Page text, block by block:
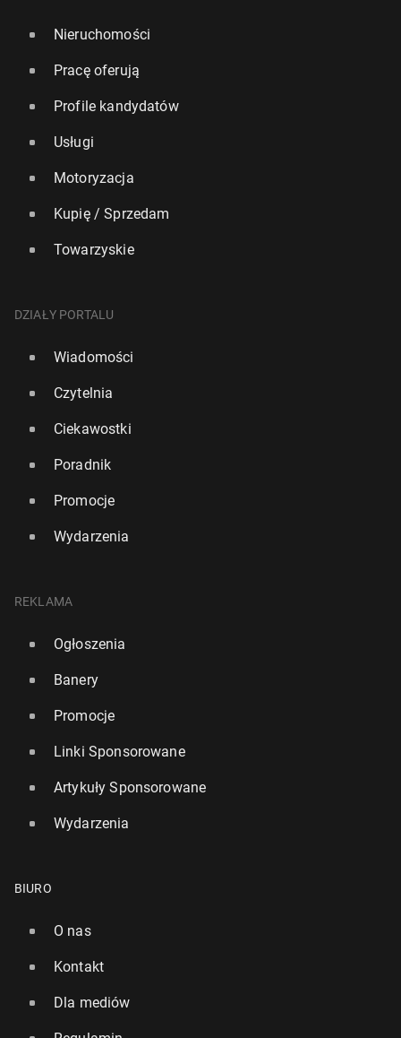
Nieruchomości
Pracę oferują
Profile kandydatów
Usługi
Motoryzacja
Kupię / Sprzedam
Towarzyskie
DZIAŁY PORTALU
Wiadomości
Czytelnia
Ciekawostki
Poradnik
Promocje
Wydarzenia
REKLAMA
Ogłoszenia
Banery
Promocje
Linki Sponsorowane
Artykuły Sponsorowane
Wydarzenia
BIURO
O nas
Kontakt
Dla mediów